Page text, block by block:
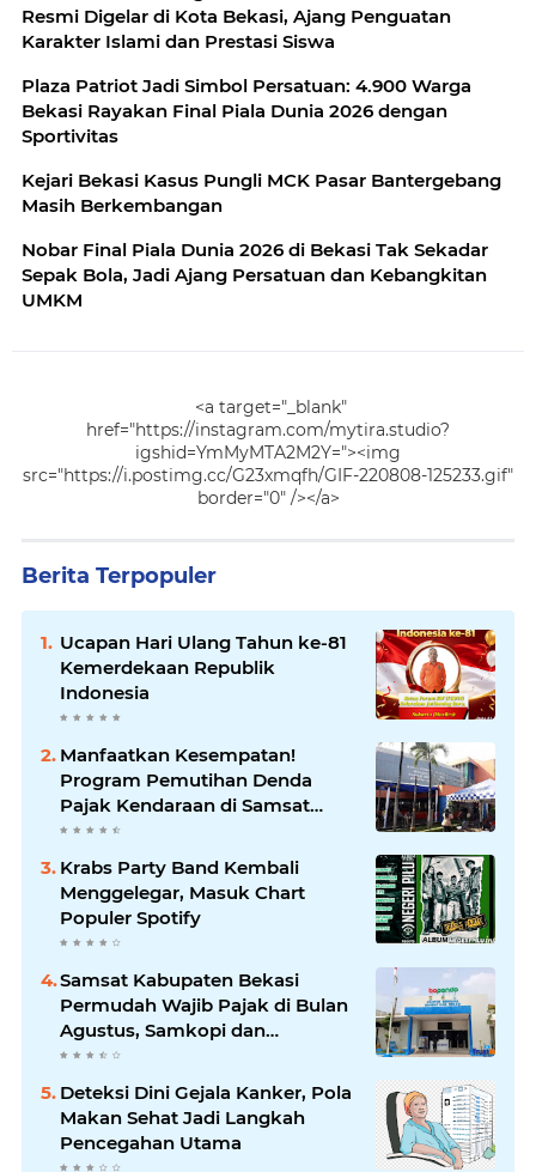
Resmi Digelar di Kota Bekasi, Ajang Penguatan
Karakter Islami dan Prestasi Siswa
Plaza Patriot Jadi Simbol Persatuan: 4.900 Warga
Bekasi Rayakan Final Piala Dunia 2026 dengan
Sportivitas
Kejari Bekasi Kasus Pungli MCK Pasar Bantergebang
Masih Berkembangan
Nobar Final Piala Dunia 2026 di Bekasi Tak Sekadar
Sepak Bola, Jadi Ajang Persatuan dan Kebangkitan
UMKM
<a target="_blank"
href="https://instagram.com/mytira.studio?
igshid=YmMyMTA2M2Y="><img
src="https://i.postimg.cc/G23xmqfh/GIF-220808-125233.gif"
border="0" /></a>
Berita Terpopuler
Ucapan Hari Ulang Tahun ke-81
Kemerdekaan Republik
Indonesia
Manfaatkan Kesempatan!
Program Pemutihan Denda
Pajak Kendaraan di Samsat
Kebon Nanas Berlaku Hingga 31
Agustus 2026
Krabs Party Band Kembali
Menggelegar, Masuk Chart
Populer Spotify
Samsat Kabupaten Bekasi
Permudah Wajib Pajak di Bulan
Agustus, Samkopi dan
Samkopdes Jadi Solusi Bayar
Pajak Kendaraan
Deteksi Dini Gejala Kanker, Pola
Makan Sehat Jadi Langkah
Pencegahan Utama